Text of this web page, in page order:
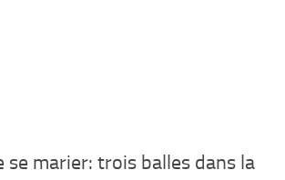
se marier: trois balles dans la